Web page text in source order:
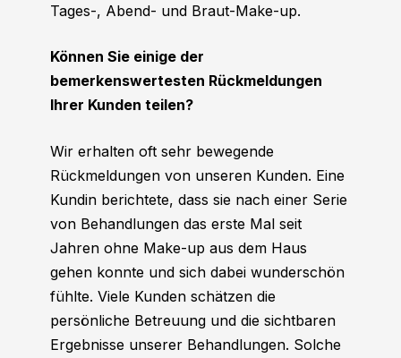
Tages-, Abend- und Braut-Make-up.
Können Sie einige der
bemerkenswertesten Rückmeldungen
Ihrer Kunden teilen?
Wir erhalten oft sehr bewegende
Rückmeldungen von unseren Kunden. Eine
Kundin berichtete, dass sie nach einer Serie
von Behandlungen das erste Mal seit
Jahren ohne Make-up aus dem Haus
gehen konnte und sich dabei wunderschön
fühlte. Viele Kunden schätzen die
persönliche Betreuung und die sichtbaren
Ergebnisse unserer Behandlungen. Solche